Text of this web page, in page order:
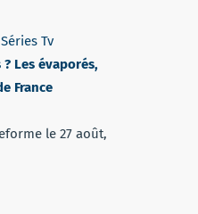
Séries Tv
Les évaporés,
France
le 27 août,